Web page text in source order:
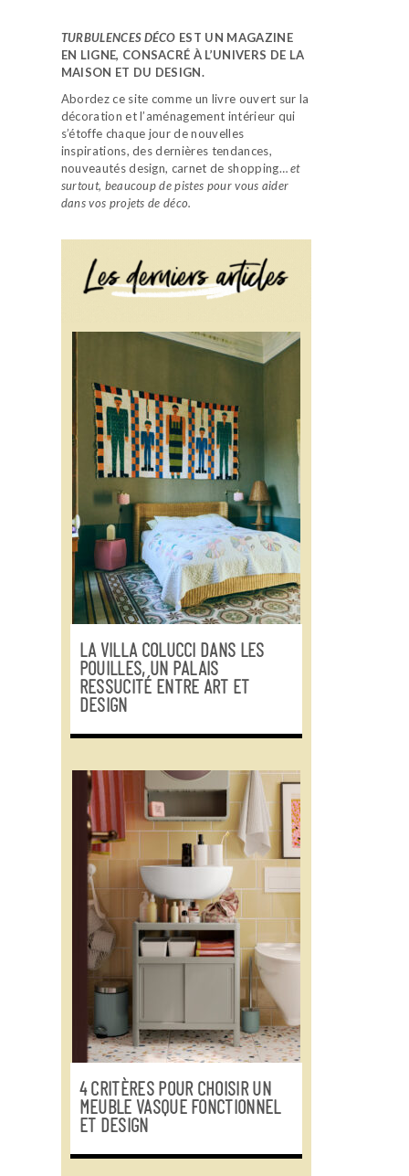
TURBULENCES DÉCO EST UN MAGAZINE
EN LIGNE, CONSACRÉ À L’UNIVERS DE LA
MAISON ET DU DESIGN.
Abordez ce site comme un livre ouvert sur la
décoration et l’aménagement intérieur qui
s’étoffe chaque jour de nouvelles
inspirations, des dernières tendances,
nouveautés design, carnet de shopping…et
surtout, beaucoup de pistes pour vous aider
dans vos projets de déco.
LA VILLA COLUCCI DANS LES
POUILLES, UN PALAIS
RESSUCITÉ ENTRE ART ET
DESIGN
4 CRITÈRES POUR CHOISIR UN
MEUBLE VASQUE FONCTIONNEL
ET DESIGN